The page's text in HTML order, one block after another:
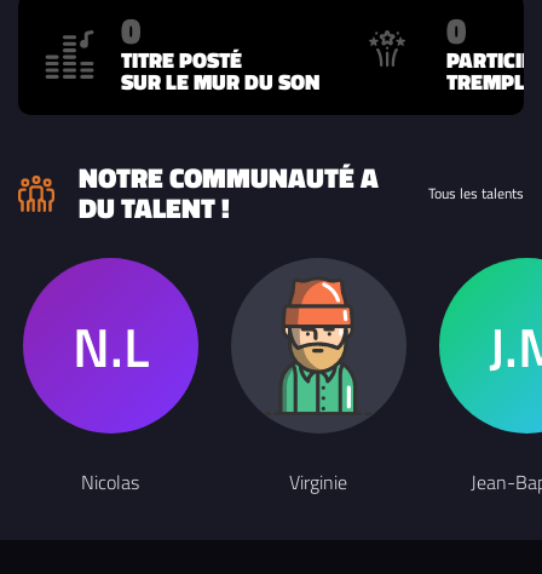
0
TITRE POSTÉ
SUR LE MUR DU SON
0
NOTRE COMMUNAUTÉ A
DU TALENT ! Tous les talents
Nicolas Virginie Jean-